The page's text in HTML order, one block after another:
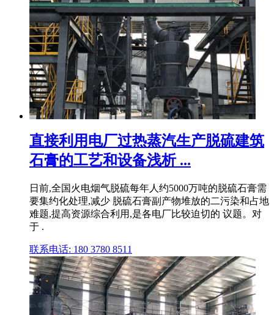
直接利用电厂过热蒸汽生产脱硫建筑
石膏的工艺和设备浅析 ...
日前,全国火电烟气脱硫每年人约5000万吨的脱硫石膏需
要集约化处理,减少 脱硫石膏副产物堆放的二污染和占地
难题,提高资源综合利用,是各电厂比较迫切的 议题。对
于 .
联系电话: 180 3780 8511